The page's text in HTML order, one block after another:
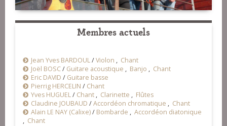
Membres actuels
Jean Yves BARDOUL/Violon , Chant
Joël BOSC/ Guitare acoustique , Banjo , Chant
Eric DAVID / Guitare basse
Pierrig HERCELIN / Chant
Yves HUGUEL/ Chant , Clarinette , Flûtes
Claudine JOUBAUD /Accordéon chromatique , Chant
Alain LE NAY (Calixe)/ Bombarde , Accordéon diatonique
, Chant